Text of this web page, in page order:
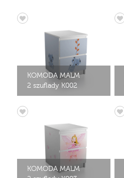
KOMODA MALM
2 szuflady K002
KOMODA MALM